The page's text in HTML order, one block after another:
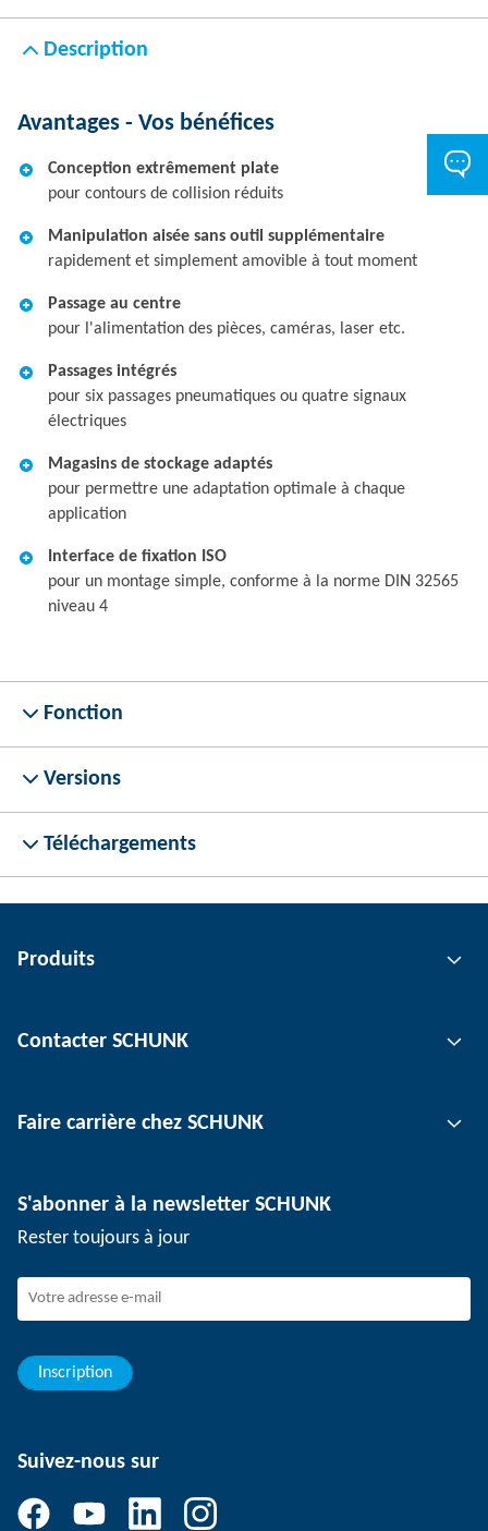
Description
Avantages - Vos bénéfices
Conception extrêmement plate
pour contours de collision réduits
Manipulation aisée sans outil supplémentaire
rapidement et simplement amovible à tout moment
Passage au centre
pour l'alimentation des pièces, caméras, laser etc.
Passages intégrés
pour six passages pneumatiques ou quatre signaux
électriques
Magasins de stockage adaptés
pour permettre une adaptation optimale à chaque
application
Interface de fixation ISO
pour un montage simple, conforme à la norme DIN 32565
niveau 4
Fonction
Versions
Téléchargements
Produits
Technologie d'automatisation
Technologie de serrage de pièce
Contacter SCHUNK
Sites
Événements
Dispositif de signalement SCHUNK
Faire carrière chez SCHUNK
Travailler chez SCHUNK
Jeunes professionnels
Elèves
S'abonner à la newsletter SCHUNK
Rester toujours à jour
Inscription
Suivez-nous sur